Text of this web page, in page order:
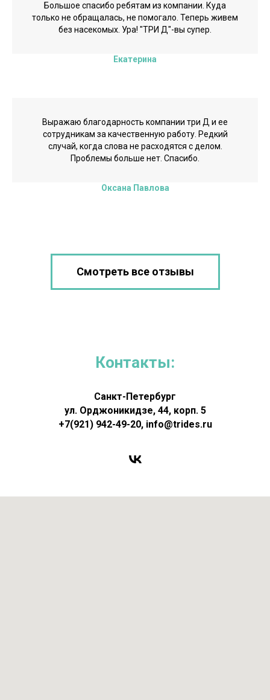
Большое спасибо ребятам из компании. Куда
только не обращалась, не помогало. Теперь живем
без насекомых. Ура! "ТРИ Д"-вы супер.
Екатерина
Выражаю благодарность компании три Д и ее
сотрудникам за качественную работу. Редкий
случай, когда слова не расходятся с делом.
Проблемы больше нет. Спасибо.
Оксана Павлова
Смотреть все отзывы
Контакты:
Санкт-Петербург
ул. Орджоникидзе, 44, корп. 5
+7(921) 942-49-20, info@trides.ru